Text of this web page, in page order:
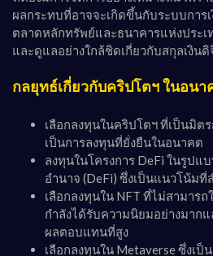
ผลกระทบที่อาจจะเกิดขึ้นกับระบบการ
ตลาดหลักทรัพย์และธนาคารแห่งประ
และดูแลอย่างใกล้ชิดเกี่ยวกับสกุลเงิน
กลยุทธ์เกี่ยวกับคริปโตฯ ในอนา
เลือกลงทุนในคริปโตฯ ที่เป็นมิต
เป็นการลงทุนที่ยั่งยืนในอนาคต
ลงทุนในโครงการ DeFi ในรูปแ
อำนาจ (DeFi) ซึ่งเป็นแนวโน้ม
เลือกลงทุนใน NFT ที่ไม่สามาร
กำลังได้รับความนิยมอย่างมาก
ผลตอบแทนที่สูง
เลือกลงทุนใน Metaverse ซึ่งเ